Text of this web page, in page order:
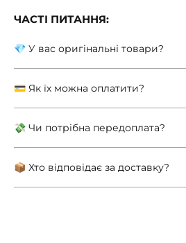
ЧАСТІ ПИТАННЯ:
💎 У вас оригінальні товари?
💳 Як їх можна оплатити?
💸 Чи потрібна передоплата?
📦 Хто відповідає за доставку?